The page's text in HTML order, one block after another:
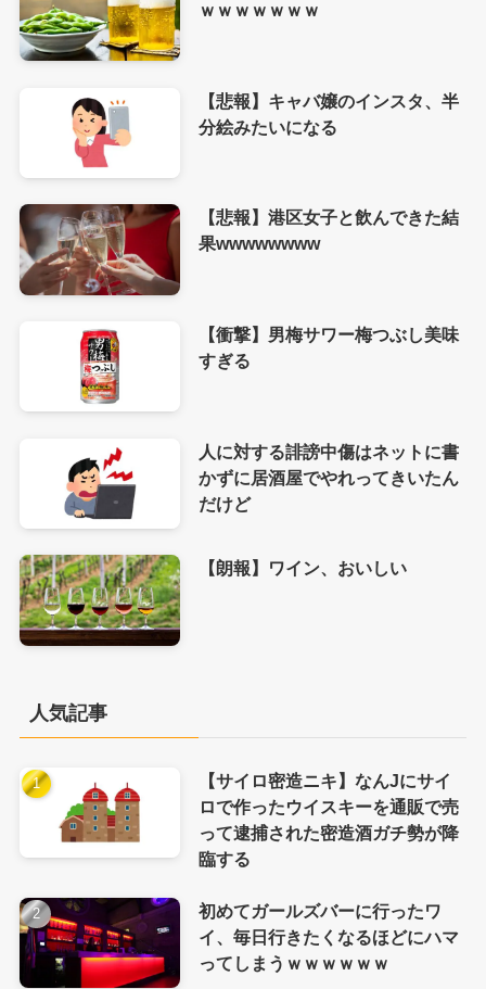
ｗｗｗｗｗｗｗ
【悲報】キャバ嬢のインスタ、半
分絵みたいになる
【悲報】港区女子と飲んできた結
果wwwwwwww
【衝撃】男梅サワー梅つぶし美味
すぎる
人に対する誹謗中傷はネットに書
かずに居酒屋でやれってきいたん
だけど
【朗報】ワイン、おいしい
人気記事
【サイロ密造ニキ】なんJにサイ
ロで作ったウイスキーを通販で売
って逮捕された密造酒ガチ勢が降
臨する
初めてガールズバーに行ったワ
イ、毎日行きたくなるほどにハマ
ってしまうｗｗｗｗｗｗ